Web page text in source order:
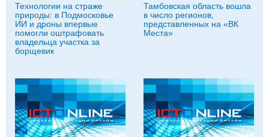
Технологии на страже
природы: в Подмосковье
ИИ и дроны впервые
помогли оштрафовать
владельца участка за
борщевик
Тамбовская область вошла
в число регионов,
представленных на «ВК
Места»